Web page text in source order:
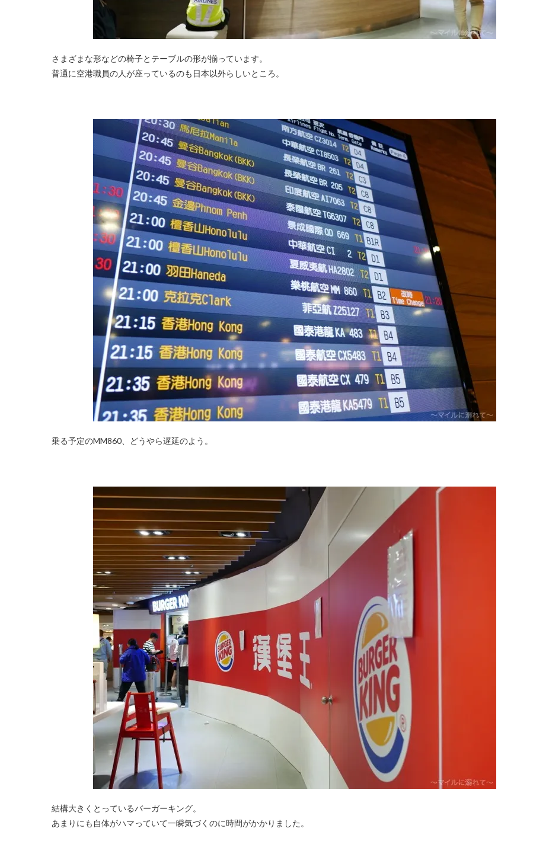
さまざまな形などの椅子とテーブルの形が揃っています。
普通に空港職員の人が座っているのも日本以外らしいところ。
乗る予定のMM860、どうやら遅延のよう。
結構大きくとっているバーガーキング。
あまりにも自体がハマっていて一瞬気づくのに時間がかかりました。